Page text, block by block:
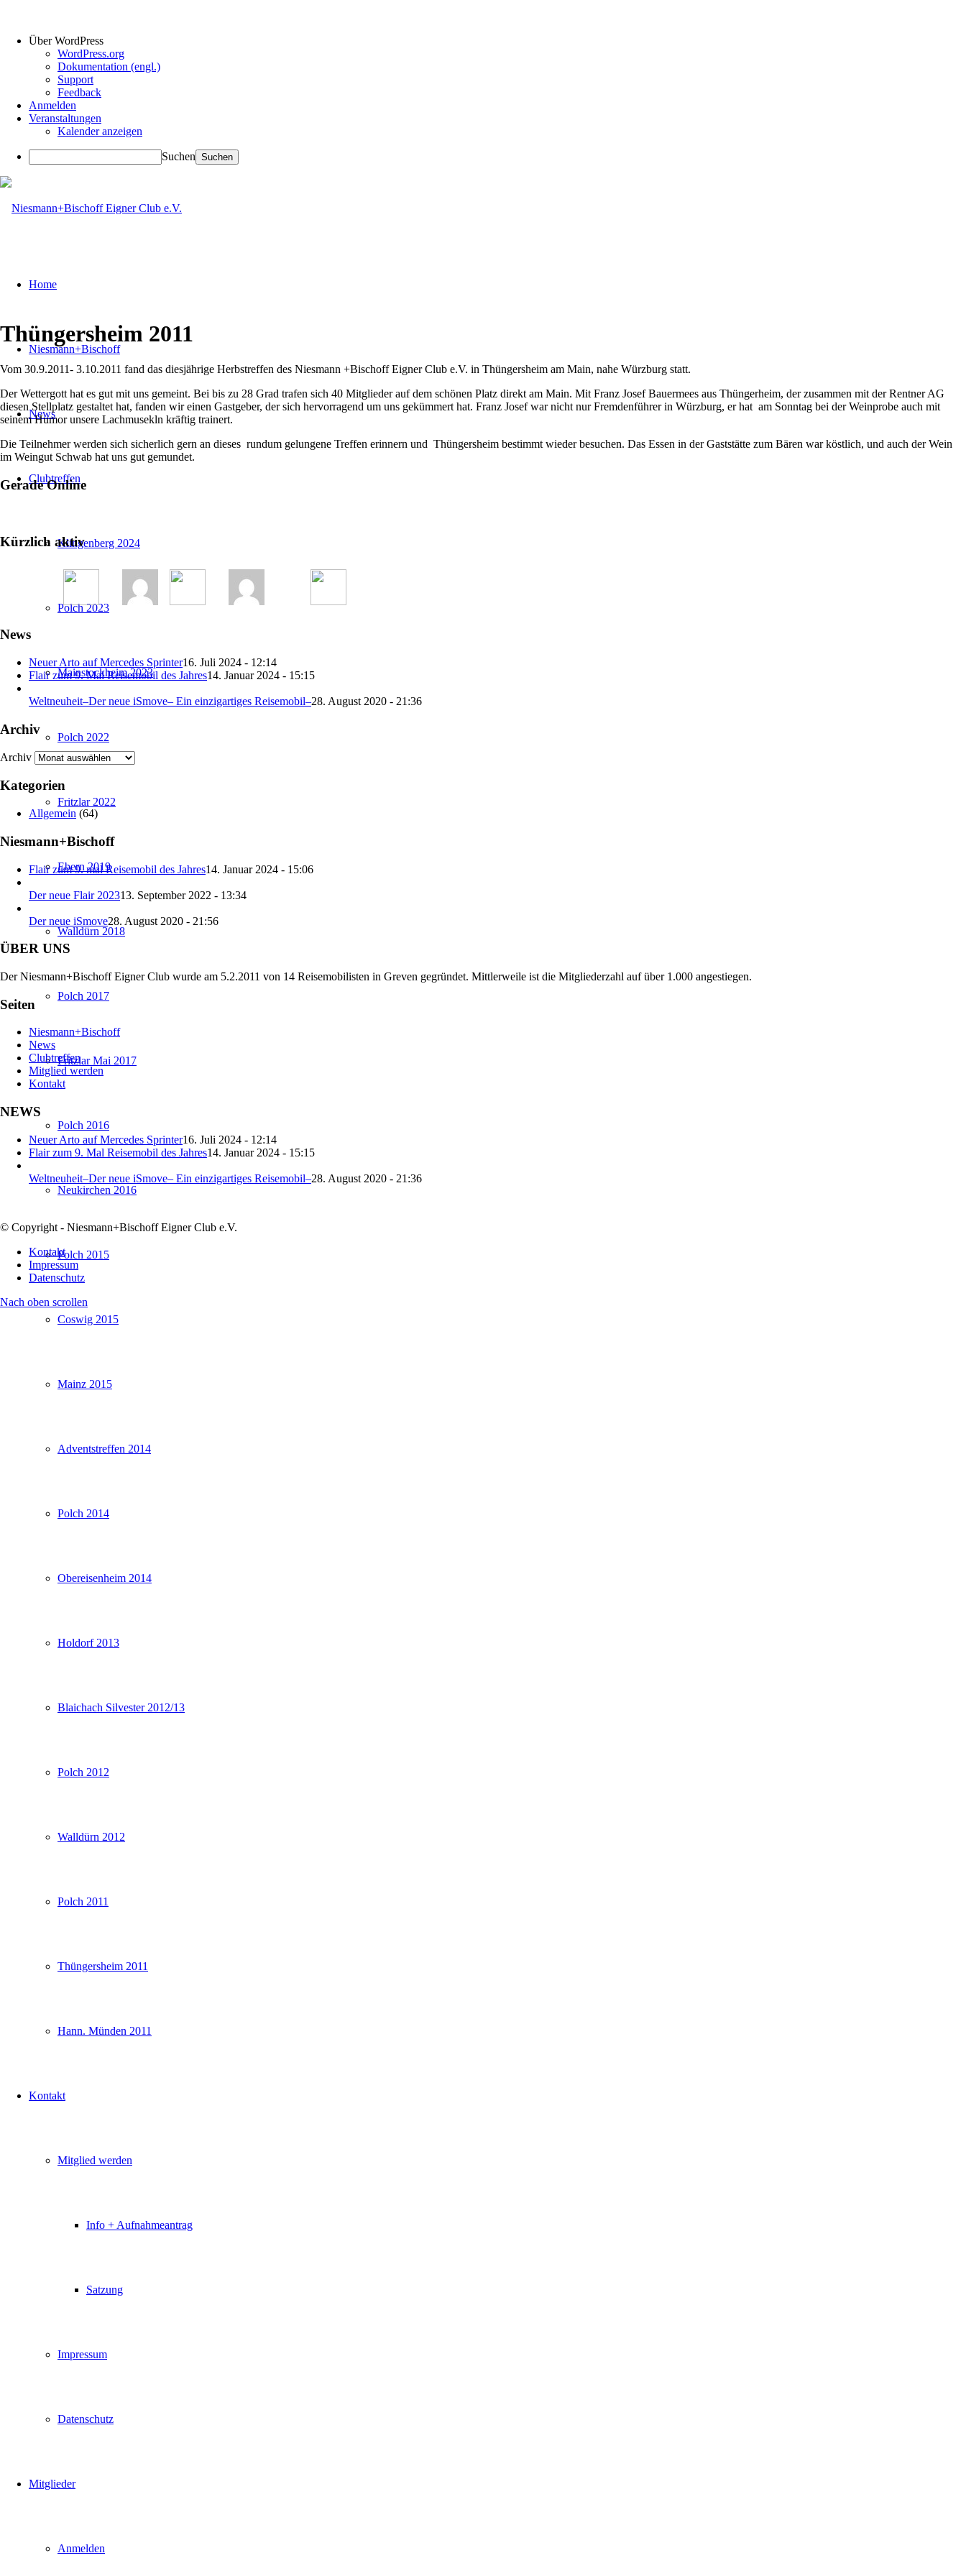
Über WordPress
WordPress.org
Dokumentation (engl.)
Support
Feedback
Anmelden
Veranstaltungen
Kalender anzeigen
Suchen
Home
Niesmann+Bischoff
News
Clubtreffen
Klingenberg 2024
Polch 2023
Mainstockheim 2023
Polch 2022
Fritzlar 2022
Ebern 2019
Walldürn 2018
Polch 2017
Fritzlar Mai 2017
Polch 2016
Neukirchen 2016
Polch 2015
Coswig 2015
Mainz 2015
Adventstreffen 2014
Polch 2014
Obereisenheim 2014
Holdorf 2013
Blaichach Silvester 2012/13
Polch 2012
Walldürn 2012
Polch 2011
Thüngersheim 2011
Hann. Münden 2011
Kontakt
Mitglied werden
Info + Aufnahmeantrag
Satzung
Impressum
Datenschutz
Mitglieder
Anmelden
Thüngersheim 2011
Vom 30.9.2011- 3.10.2011 fand das diesjährige Herbstreffen des Niesmann +Bischoff Eigner Club e.V. in Thüngersheim am Main, nahe Würzburg statt.
Der Wettergott hat es gut mit uns gemeint. Bei bis zu 28 Grad trafen sich 40 Mitglieder auf dem schönen Platz direkt am Main. Mit Franz Josef Bauermees aus Thüngerheim, der zusammen mit der Rentner AG
diesen Stellplatz gestaltet hat, fanden wir einen Gastgeber, der sich hervorragend um uns gekümmert hat. Franz Josef war nicht nur Fremdenführer in Würzburg, er hat am Sonntag bei der Weinprobe auch mit
seinem Humor unsere Lachmusekln kräftig trainert.
Die Teilnehmer werden sich sicherlich gern an dieses rundum gelungene Treffen erinnern und Thüngersheim bestimmt wieder besuchen. Das Essen in der Gaststätte zum Bären war köstlich, und auch der Wein
im Weingut Schwab hat uns gut gemundet.
Gerade Online
Kürzlich aktiv
News
Neuer Arto auf Mercedes Sprinter16. Juli 2024 - 12:14
Flair zum 9. Mal Reisemobil des Jahres14. Januar 2024 - 15:15
Weltneuheit–Der neue iSmove– Ein einzigartiges Reisemobil–28. August 2020 - 21:36
Archiv
Archiv
Kategorien
Allgemein (64)
Niesmann+Bischoff
Flair zum 9. mal Reisemobil des Jahres14. Januar 2024 - 15:06
Der neue Flair 202313. September 2022 - 13:34
Der neue iSmove28. August 2020 - 21:56
ÜBER UNS
Der Niesmann+Bischoff Eigner Club wurde am 5.2.2011 von 14 Reisemobilisten in Greven gegründet. Mittlerweile ist die Mitgliederzahl auf über 1.000 angestiegen.
Seiten
Niesmann+Bischoff
News
Clubtreffen
Mitglied werden
Kontakt
NEWS
Neuer Arto auf Mercedes Sprinter16. Juli 2024 - 12:14
Flair zum 9. Mal Reisemobil des Jahres14. Januar 2024 - 15:15
Weltneuheit–Der neue iSmove– Ein einzigartiges Reisemobil–28. August 2020 - 21:36
© Copyright - Niesmann+Bischoff Eigner Club e.V.
Kontakt
Impressum
Datenschutz
Nach oben scrollen